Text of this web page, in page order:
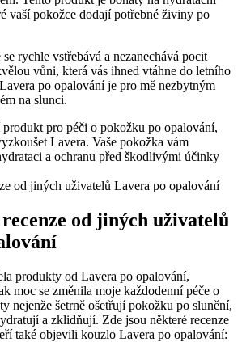
vaší pokožce dodají potřebné živiny po
rychle vstřebává a nezanechává pocit
vůni, která vás ihned vtáhne do letního
po opalování je pro mě nezbytným
na slunci.
pro péči o pokožku po opalování,
Lavera. Vaše pokožka vám
a ochranu před škodlivými účinky
od jiných uživatelů
produkty od Lavera po opalování,
moc se změnila moje každodenní péče o
nejenže šetrně ošetřují pokožku po slunění,
a zklidňují. Zde jsou některé recenze
také objevili kouzlo Lavera po opalování: